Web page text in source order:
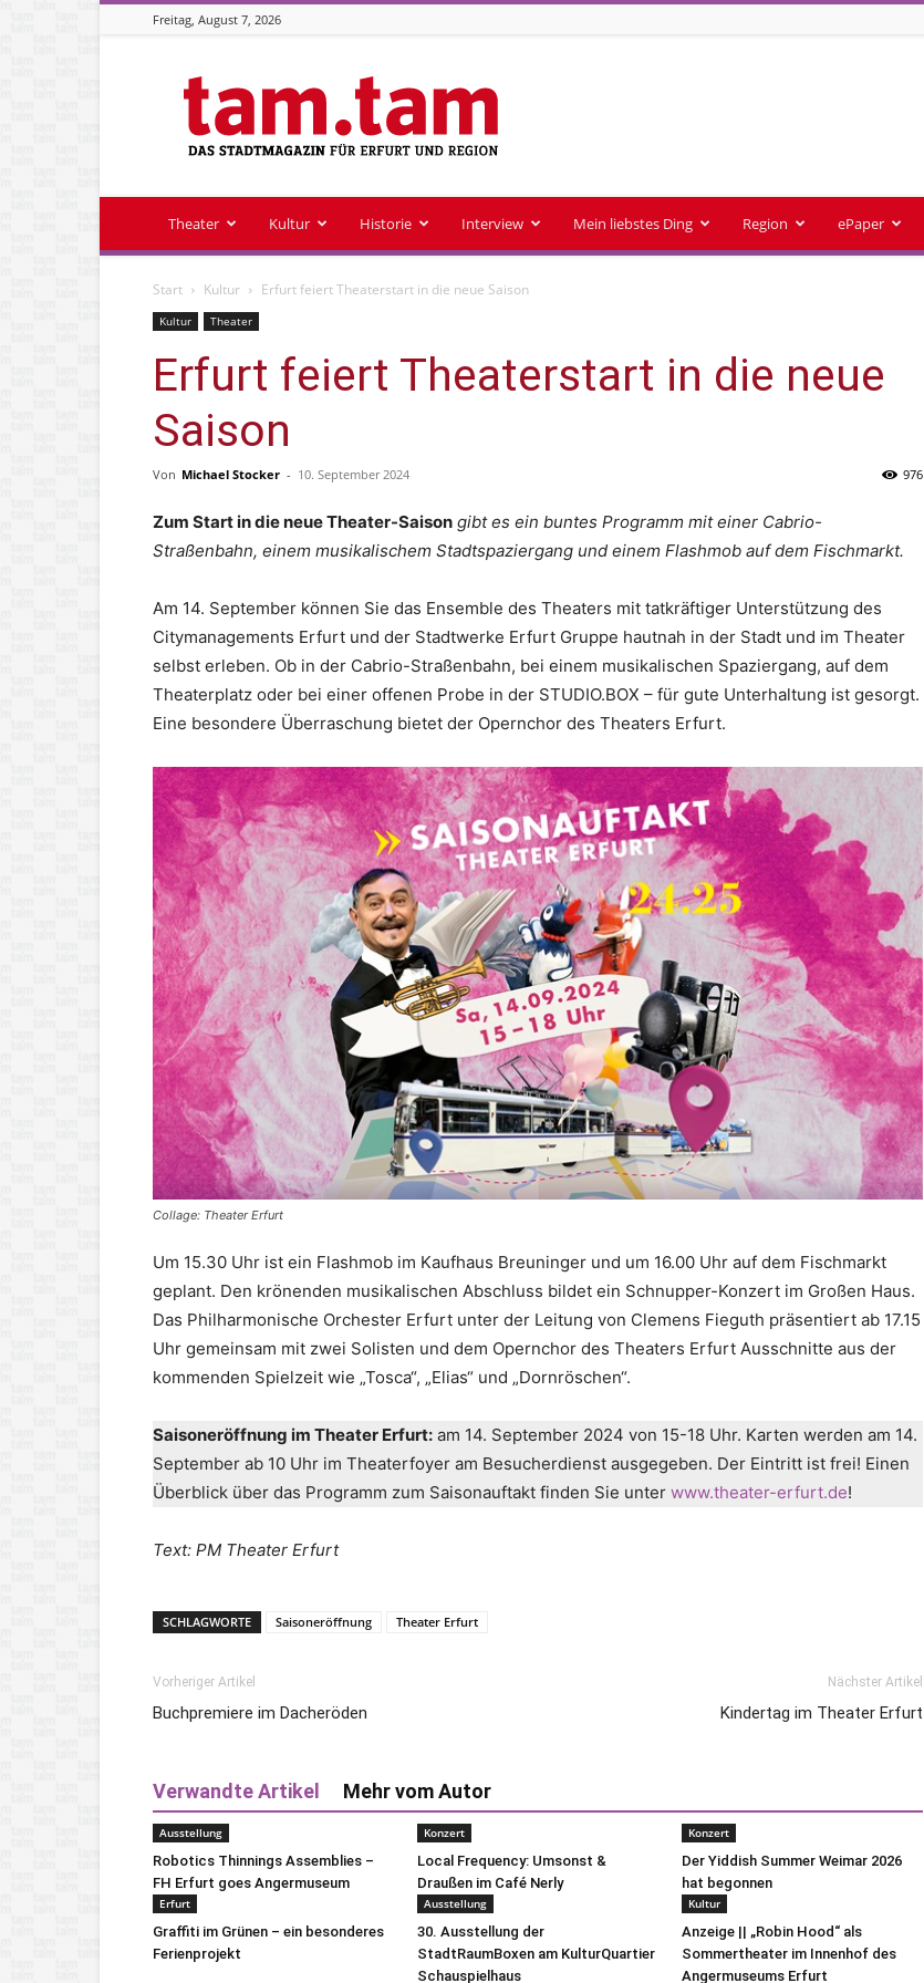
Freitag, August 7, 2026
Stadtmagazin
tam.tam
Theater Kultur Historie Interview Mein liebstes Ding Region ePaper
Start Kultur Erfurt feiert Theaterstart in die neue Saison
Kultur Theater
Erfurt feiert Theaterstart in die neue
Saison
Von Michael Stocker - 10. September 2024 976
Zum Start in die neue Theater-Saison gibt es ein buntes Programm mit einer Cabrio-
Straßenbahn, einem musikalischem Stadtspaziergang und einem Flashmob auf dem Fischmarkt.
Am 14. September können Sie das Ensemble des Theaters mit tatkräftiger Unterstützung des
Citymanagements Erfurt und der Stadtwerke Erfurt Gruppe hautnah in der Stadt und im Theater
selbst erleben. Ob in der Cabrio-Straßenbahn, bei einem musikalischen Spaziergang, auf dem
Theaterplatz oder bei einer offenen Probe in der STUDIO.BOX – für gute Unterhaltung ist gesorgt.
Eine besondere Überraschung bietet der Opernchor des Theaters Erfurt.
Collage: Theater Erfurt
Um 15.30 Uhr ist ein Flashmob im Kaufhaus Breuninger und um 16.00 Uhr auf dem Fischmarkt
geplant. Den krönenden musikalischen Abschluss bildet ein Schnupper-Konzert im Großen Haus.
Das Philharmonische Orchester Erfurt unter der Leitung von Clemens Fieguth präsentiert ab 17.15
Uhr gemeinsam mit zwei Solisten und dem Opernchor des Theaters Erfurt Ausschnitte aus der
kommenden Spielzeit wie „Tosca“, „Elias“ und „Dornröschen“.
Saisoneröffnung im Theater Erfurt: am 14. September 2024 von 15-18 Uhr. Karten werden am 14.
September ab 10 Uhr im Theaterfoyer am Besucherdienst ausgegeben. Der Eintritt ist frei! Einen
Überblick über das Programm zum Saisonauftakt finden Sie unter www.theater-erfurt.de!
Text: PM Theater Erfurt
SCHLAGWORTE Saisoneröffnung Theater Erfurt
Vorheriger Artikel
Buchpremiere im Dacheröden
Nächster Artikel
Kindertag im Theater Erfurt
Verwandte Artikel Mehr vom Autor
Ausstellung
Robotics Thinnings Assemblies –
FH Erfurt goes Angermuseum
Konzert
Local Frequency: Umsonst &
Draußen im Café Nerly
Konzert
Der Yiddish Summer Weimar 2026
hat begonnen
Erfurt
Graffiti im Grünen – ein besonderes
Ferienprojekt
Ausstellung
30. Ausstellung der
StadtRaumBoxen am KulturQuartier
Schauspielhaus
Kultur
Anzeige || „Robin Hood“ als
Sommertheater im Innenhof des
Angermuseums Erfurt